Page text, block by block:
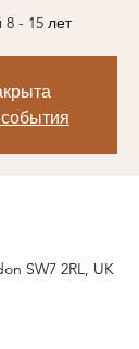
8 - 15 лет
SW7 2RL, UK